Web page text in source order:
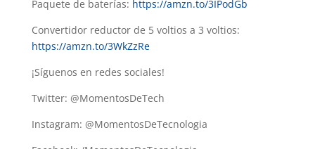
Paquete de baterías: https://amzn.to/3IPodGb
Convertidor reductor de 5 voltios a 3 voltios:
https://amzn.to/3WkZzRe
¡Síguenos en redes sociales!
Twitter: @MomentosDeTech
Instagram: @MomentosDeTecnologia